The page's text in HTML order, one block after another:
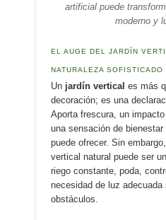
artificial puede
moderno y
EL AUGE DEL JARDÍN
NATURALEZA SOFISTICADO
Un jardín vertical es más
decoración; es una
Aporta frescura, un
una sensación de
puede ofrecer. Sin
vertical natural puede ser
riego constante, poda,
necesidad de luz
obstáculos.